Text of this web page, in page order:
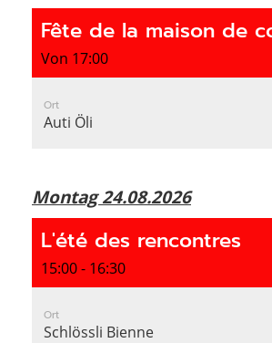
Von 17:00
Ort
Auti Öli
Montag 24.08.2026
L'été des rencontres
15:00 - 16:30
Ort
Schlössli Bienne